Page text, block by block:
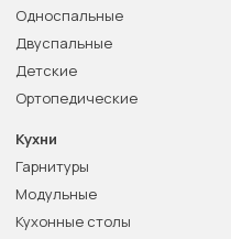
Односпальные
Двуспальные
Детские
Ортопедические
Кухни
Гарнитуры
Модульные
Кухонные столы